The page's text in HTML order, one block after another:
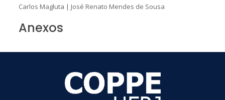
Carlos Magluta | José Renato Mendes de Sousa
Anexos